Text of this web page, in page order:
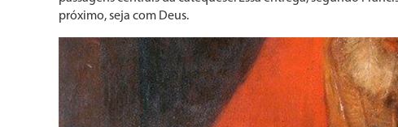
próximo, seja com Deus.